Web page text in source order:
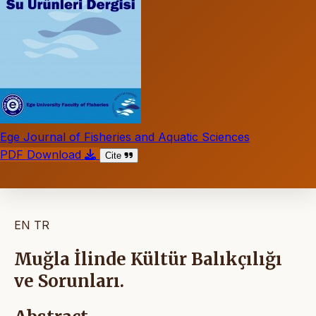
Ege Journal of Fisheries and Aquatic Sciences
PDF Download
Cite
EN TR
Muğla İlinde Kültür Balıkçılığı
ve Sorunları.